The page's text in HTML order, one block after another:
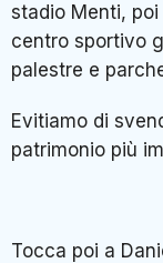
stadio Menti,
centro sportivo
palestre e
Evitiamo di
patrimonio più
Tocca poi a